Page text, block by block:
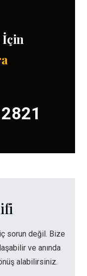
İçin
sorun değil. Bize
ve anında
alabilirsiniz.